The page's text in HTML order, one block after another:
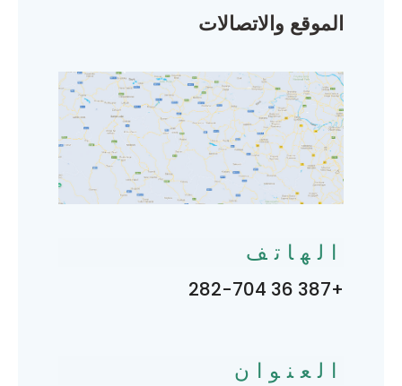
الموقع والاتصالات
الهاتف
+387 36 282-704
العنوان